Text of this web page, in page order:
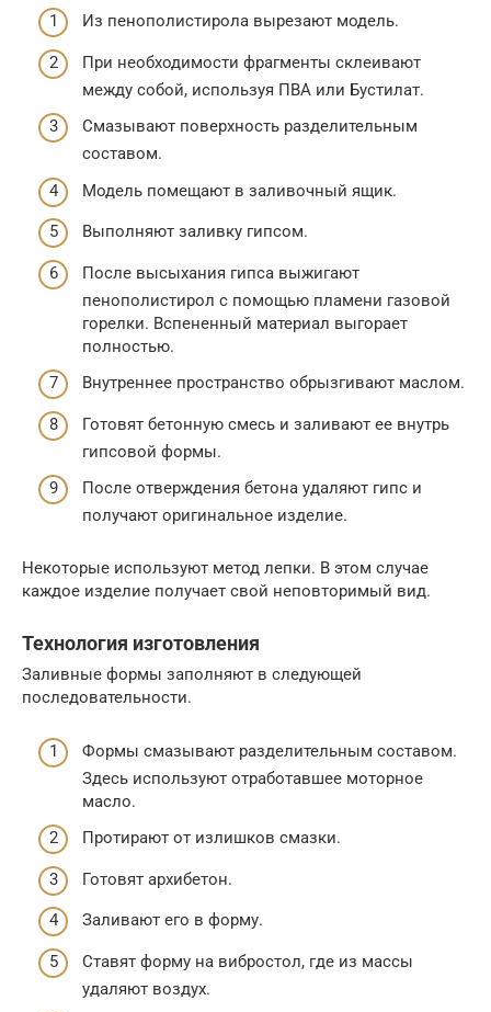
Из пенополистирола вырезают модель.
При необходимости фрагменты склеивают
между собой, используя ПВА или Бустилат.
Смазывают поверхность разделительным
составом.
Модель помещают в заливочный ящик.
Выполняют заливку гипсом.
После высыхания гипса выжигают
пенополистирол с помощью пламени газовой
горелки. Вспененный материал выгорает
полностью.
Внутреннее пространство обрызгивают маслом.
Готовят бетонную смесь и заливают ее внутрь
гипсовой формы.
После отверждения бетона удаляют гипс и
получают оригинальное изделие.
Некоторые используют метод лепки. В этом случае
каждое изделие получает свой неповторимый вид.
Технология изготовления
Заливные формы заполняют в следующей
последовательности.
Формы смазывают разделительным составом.
Здесь используют отработавшее моторное
масло.
Протирают от излишков смазки.
Готовят архибетон.
Заливают его в форму.
Ставят форму на вибростол, где из массы
удаляют воздух.